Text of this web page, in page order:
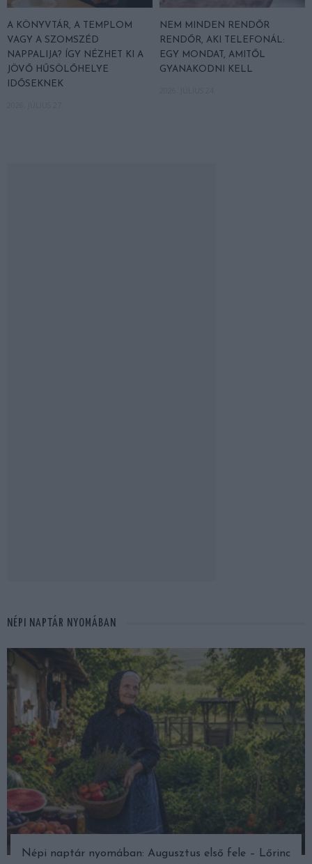
A KÖNYVTÁR, A TEMPLOM
VAGY A SZOMSZÉD
NAPPALIJA? ÍGY NÉZHET KI A
JÖVŐ HŰSÖLŐHELYE
IDŐSEKNEK
NEM MINDEN RENDŐR
RENDŐR, AKI TELEFONÁL:
EGY MONDAT, AMITŐL
GYANAKODNI KELL
NÉPI NAPTÁR NYOMÁBAN
Népi naptár nyomában: Augusztus első fele – Lőrinc